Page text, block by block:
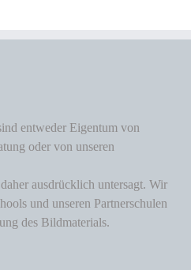
entweder Eigentum von
oder von unseren
ausdrücklich untersagt. Wir
und unseren Partnerschulen
des Bildmaterials.